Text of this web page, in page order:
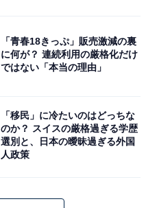
「青春18きっぷ」販売激減の裏
に何が？ 連続利用の厳格化だけ
ではない「本当の理由」
「移民」に冷たいのはどっちな
のか？ スイスの厳格過ぎる学歴
選別と、日本の曖昧過ぎる外国
人政策